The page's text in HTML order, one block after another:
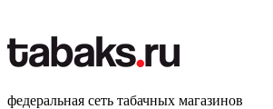
федеральная сеть табачных магазинов